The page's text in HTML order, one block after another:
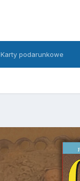
Karty podarunkowe